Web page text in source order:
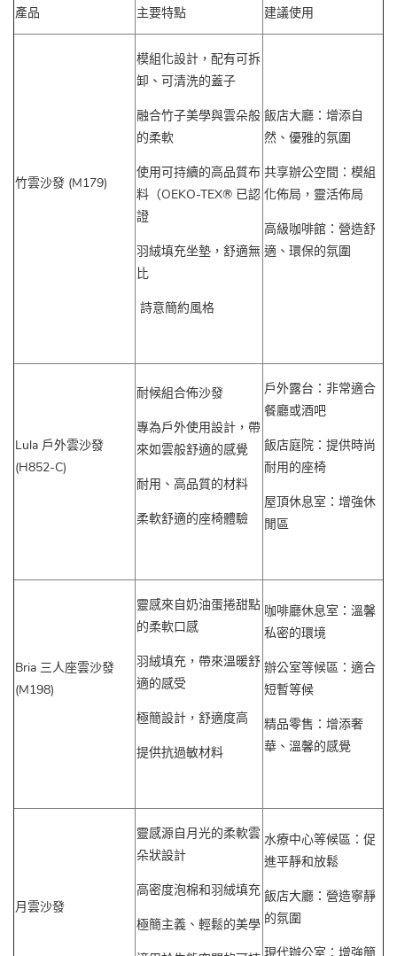
產品 主要特點 建議使用
竹雲沙發 (M179)
模組化設計，配有可拆
卸、可清洗的蓋子
融合竹子美學與雲朵般
的柔軟
使用可持續的高品質布
料（OEKO-TEX® 已認
證
羽絨填充坐墊，舒適無
比
詩意簡約風格
飯店大廳：增添自
然、優雅的氛圍
共享辦公空間：模組
化佈局，靈活佈局
高級咖啡館：營造舒
適、環保的氛圍
Lula 戶外雲沙發
(H852-C)
耐候組合佈沙發
專為戶外使用設計，帶
來如雲般舒適的感覺
耐用、高品質的材料
柔軟舒適的座椅體驗
戶外露台：非常適合
餐廳或酒吧
飯店庭院：提供時尚
耐用的座椅
屋頂休息室：增強休
閒區
Bria 三人座雲沙發
(M198)
靈感來自奶油蛋捲甜點
的柔軟口感
羽絨填充，帶來溫暖舒
適的感受
極簡設計，舒適度高
提供抗過敏材料
咖啡廳休息室：溫馨
私密的環境
辦公室等候區：適合
短暫等候
精品零售：增添奢
華、溫馨的感覺
月雲沙發
靈感源自月光的柔軟雲
朵狀設計
高密度泡棉和羽絨填充
極簡主義、輕鬆的美學
水療中心等候區：促
進平靜和放鬆
飯店大廳：營造寧靜
的氛圍